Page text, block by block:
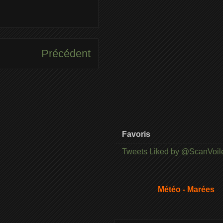
Précédent
Favoris
Tweets Liked by
Météo - Marées